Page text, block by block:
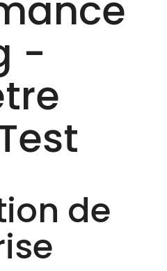
-
de